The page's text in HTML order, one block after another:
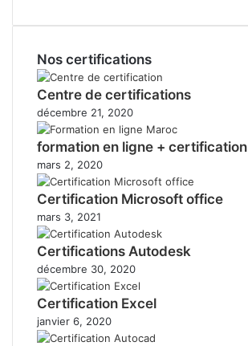
Nos certifications
Centre de certifications
décembre 21, 2020
formation en ligne + certification
mars 2, 2020
Certification Microsoft office
mars 3, 2021
Certifications Autodesk
décembre 30, 2020
Certification Excel
janvier 6, 2020